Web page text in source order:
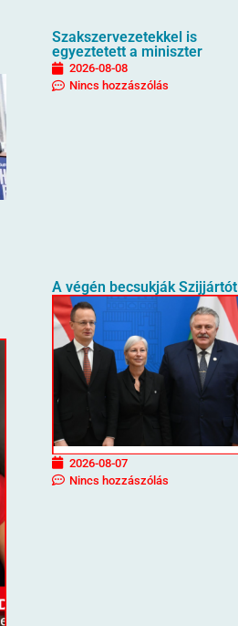
Szakszervezetekkel is
egyeztetett a miniszter
2026-08-08
Nincs hozzászólás
A végén becsukják Szijjártót
2026-08-07
Nincs hozzászólás